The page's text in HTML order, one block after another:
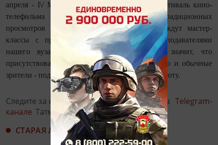
апреля - I\/ Международный студенческий фестиваль кино-
телефильма "Иди и смотри". Помимо традиционных
просмотров конкурсных работ, участников ждут мастер-
классы с представителями из ВГИКа, преподавателями
нашего вуза. Фестиваль - открытый, это значит, что
присутствовать могут не только участники, но и обычные
зрители - поддержать или оценить чью-либо работу.
Следите за самым важным и интересным в Telegram-
канале Татмедиа
СТАРАЯ ЛЕНТА НОВОСТЕЙ